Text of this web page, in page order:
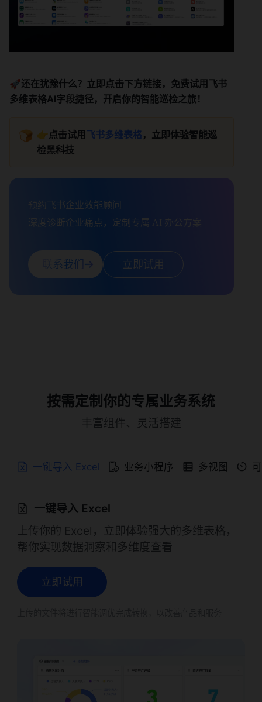
🚀还在犹豫什么？立即点击下方链接，免费试用飞书
多维表格AI字段捷径，开启你的智能巡检之旅！
🍞 👉点击试用 飞书多维表格，立即体验智能巡
检黑科技
预约飞书企业效能顾问
深度诊断企业痛点，定制专属 AI 办公方案
联系我们 立即试用
按需定制你的专属业务系统
丰富组件、灵活搭建
一键导入 Excel 业务小程序 多视图
一键导入 Excel
上传你的 Excel，立即体验强大的多维表格，
帮你实现数据洞察和多维度查看
立即试用